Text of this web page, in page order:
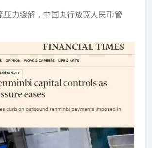
压力缓解，中国央行放宽人民币管